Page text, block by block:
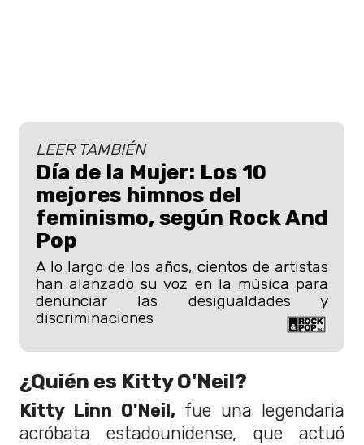
LEER TAMBIÉN
Día de la Mujer: Los 10
mejores himnos del
feminismo, según Rock And
Pop
A lo largo de los años, cientos de artistas
han alanzado su voz en la música para
denunciar las desigualdades y
discriminaciones
¿Quién es Kitty O'Neil?
Kitty Linn O'Neil, fue una legendaria
acróbata estadounidense, que actuó